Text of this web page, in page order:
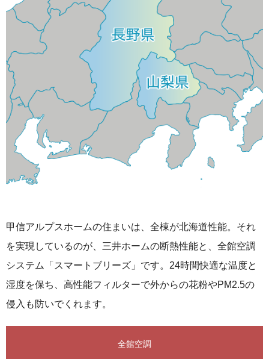
甲信アルプスホームの住まいは、全棟が北海道性能。それ
を実現しているのが、三井ホームの断熱性能と、全館空調
システム「スマートブリーズ」です。24時間快適な温度と
湿度を保ち、⾼性能フィルターで外からの花粉やPM2.5の
侵⼊も防いでくれます。
全館空調